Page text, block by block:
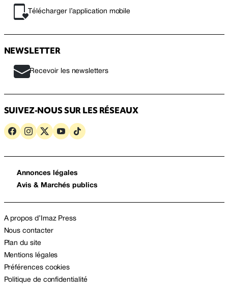
Télécharger l’application mobile
NEWSLETTER
Recevoir les newsletters
SUIVEZ-NOUS SUR LES RÉSEAUX
Annonces légales
Avis & Marchés publics
A propos d’Imaz Press
Nous contacter
Plan du site
Mentions légales
Préférences cookies
Politique de confidentialité